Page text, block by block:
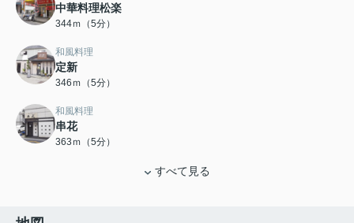
中華料理松楽
344ｍ（5分）
和風料理
定新
346ｍ（5分）
和風料理
串花
363ｍ（5分）
すべて見る